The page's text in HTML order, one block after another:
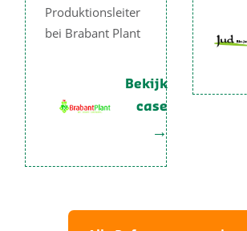
Produktionsleiter
bei Brabant Plant
Bekijk
case